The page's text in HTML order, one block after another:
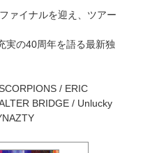
ァイナルを迎え、ツアー
実の40周年を語る最新独
/ ERIC
BRIDGE / Unlucky